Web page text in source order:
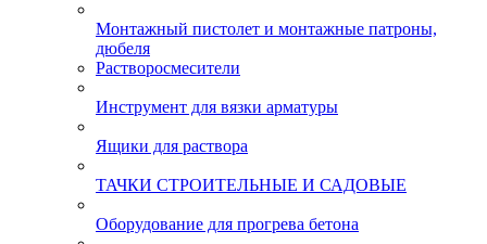
Монтажный пистолет и монтажные патроны,
дюбеля
Растворосмесители
Инструмент для вязки арматуры
Ящики для раствора
ТАЧКИ СТРОИТЕЛЬНЫЕ И САДОВЫЕ
Оборудование для прогрева бетона